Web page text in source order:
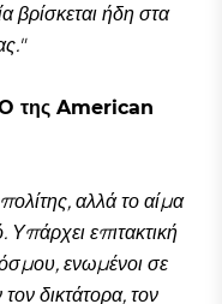
βρίσκεται ήδη στα
της American
αλλά το αίμα
Υπάρχει επιτακτική
ενωμένοι σε
δικτάτορα, τον